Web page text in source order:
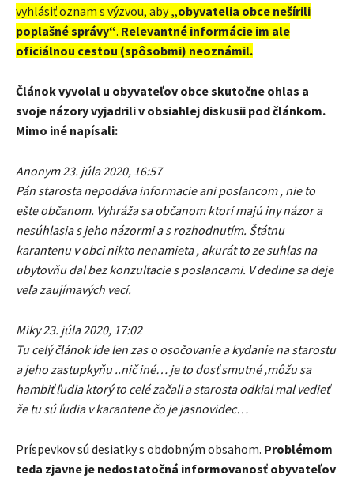
vyhlásiť oznam s výzvou, aby„obyvatelia obce nešírili
poplašné správy“. Relevantné informácie im ale
oficiálnou cestou (spôsobmi) neoznámil.
Článok vyvolal u obyvateľov obce skutočne ohlas a
svoje názory vyjadrili v obsiahlej diskusii pod článkom.
Mimo iné napísali:
Anonym 23. júla 2020, 16:57
Pán starosta nepodáva informacie ani poslancom , nie to
ešte občanom. Vyhráža sa občanom ktorí majú iny názor a
nesúhlasia s jeho názormi a s rozhodnutím. Štátnu
karantenu v obci nikto nenamieta , akurát to ze suhlas na
ubytovňu dal bez konzultacie s poslancami. V dedine sa deje
veľa zaujímavých vecí.
Miky 23. júla 2020, 17:02
Tu celý článok ide len zas o osočovanie a kydanie na starostu
a jeho zastupkyňu ..nič iné… je to dosť smutné ,môžu sa
hambiť ľudia ktorý to celé začali a starosta odkial mal vedieť
že tu sú ľudia v karantene čo je jasnovidec…
Príspevkov sú desiatky s obdobným obsahom. Problémom
teda zjavne je nedostatočná informovanosť obyvateľov